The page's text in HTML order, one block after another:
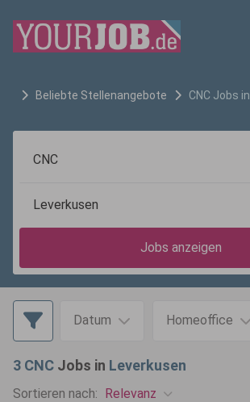
Beliebte Stellenangebote CNC Jobs in
Jobs anzeigen
Datum Homeoffice
3 CNC Jobs in Leverkusen
Sortieren nach: Relevanz